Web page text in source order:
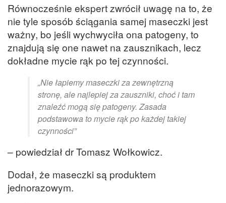
Równocześnie ekspert zwrócił uwagę na to, że
nie tyle sposób ściągania samej maseczki jest
ważny, bo jeśli wychwyciła ona patogeny, to
znajdują się one nawet na zausznikach, lecz
dokładne mycie rąk po tej czynności.
„Nie łapiemy maseczki za zewnętrzną
stronę, ale najlepiej za zauszniki, choć i tam
znaleźć mogą się patogeny. Zasada
podstawowa to mycie rąk po każdej takiej
czynności”
– powiedział dr Tomasz Wołkowicz.
Dodał, że maseczki są produktem
jednorazowym.